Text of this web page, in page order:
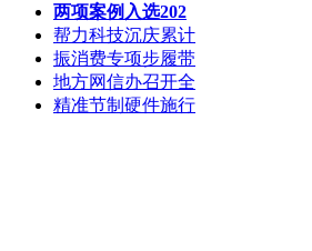
两项案例入选202
帮力科技沉庆累计
振消费专项步履带
地方网信办召开全
精准节制硬件施行